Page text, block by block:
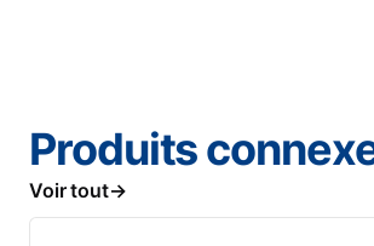
Produits
Voir tout